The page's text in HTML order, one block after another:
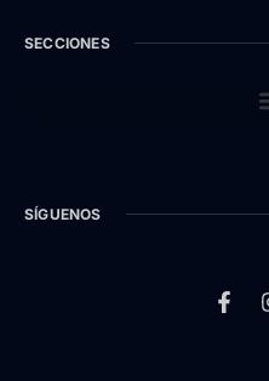
SECCIONES
SÍGUENOS